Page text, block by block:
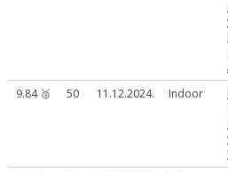
9.84 🥉 50 11.12.2024. Indoor